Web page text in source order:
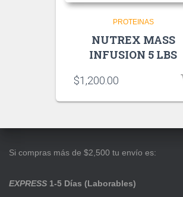
PROTEINAS
NUTREX MASS
INFUSION 5 LBS
$1,200.00
Si compras más de $2,500 tu envío es:
EXPRESS 1-5 Días (Laborables)